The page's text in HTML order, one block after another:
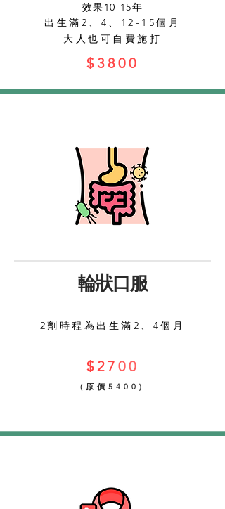
效果10-15年
出生滿2、4、12-15個月
​大人也可自費施打
$3800
輪狀口服
2劑時程為出生滿2、4個月
$27 00
​(原價5400)